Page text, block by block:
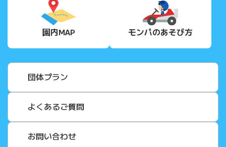
園内MAP モンパのあそび方
団体プラン
よくあるご質問
お問い合わせ